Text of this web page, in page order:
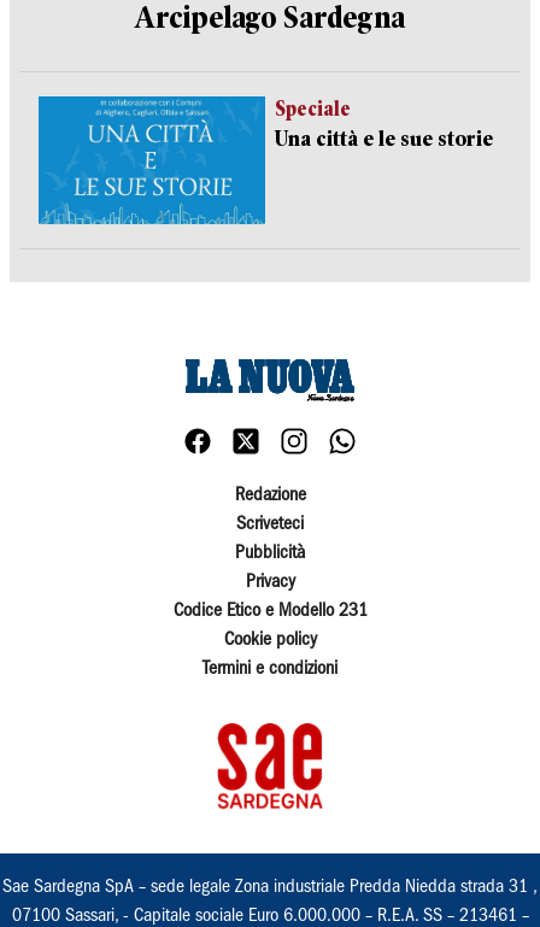
Arcipelago Sardegna
Speciale
Una città e le sue storie
Redazione
Scriveteci
Pubblicità
Privacy
Codice Etico e Modello 231
Cookie policy
Termini e condizioni
Sae Sardegna SpA – sede legale Zona industriale Predda Niedda strada 31 ,
07100 Sassari, - Capitale sociale Euro 6.000.000 – R.E.A. SS – 213461 –